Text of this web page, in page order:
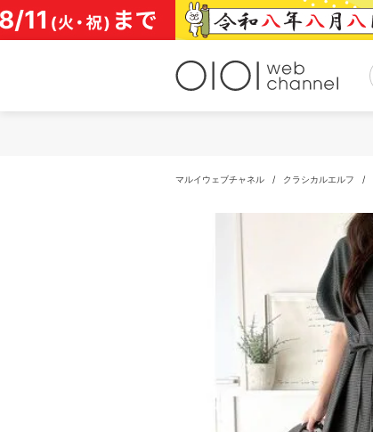
コ
ン
テ
マルイウェブチャネル / クラシカルエルフ /